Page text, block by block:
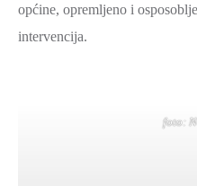
općine, opremljeno i
intervencija.
foto: